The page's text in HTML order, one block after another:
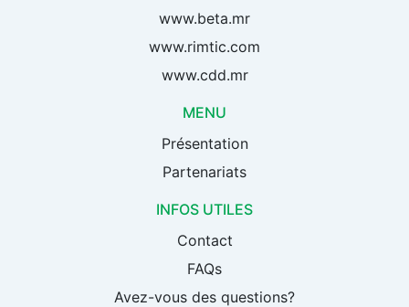
www.beta.mr
www.rimtic.com
www.cdd.mr
MENU
Présentation
Partenariats
INFOS UTILES
Contact
FAQs
Avez-vous des questions?